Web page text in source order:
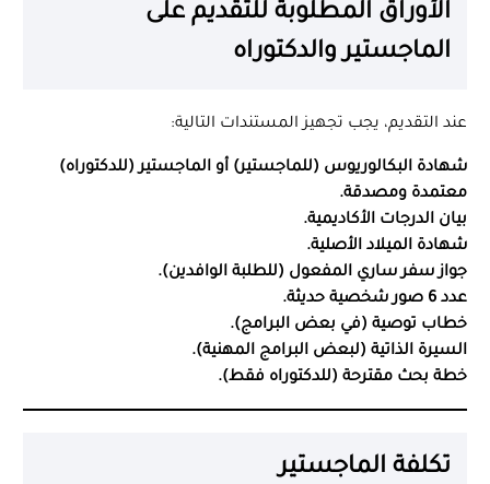
الأوراق المطلوبة للتقديم على
الماجستير والدكتوراه
عند التقديم، يجب تجهيز المستندات التالية:
شهادة البكالوريوس (للماجستير) أو الماجستير (للدكتوراه)
معتمدة ومصدقة.
بيان الدرجات الأكاديمية.
شهادة الميلاد الأصلية.
جواز سفر ساري المفعول (للطلبة الوافدين).
عدد 6 صور شخصية حديثة.
خطاب توصية (في بعض البرامج).
السيرة الذاتية (لبعض البرامج المهنية).
خطة بحث مقترحة (للدكتوراه فقط).
تكلفة الماجستير